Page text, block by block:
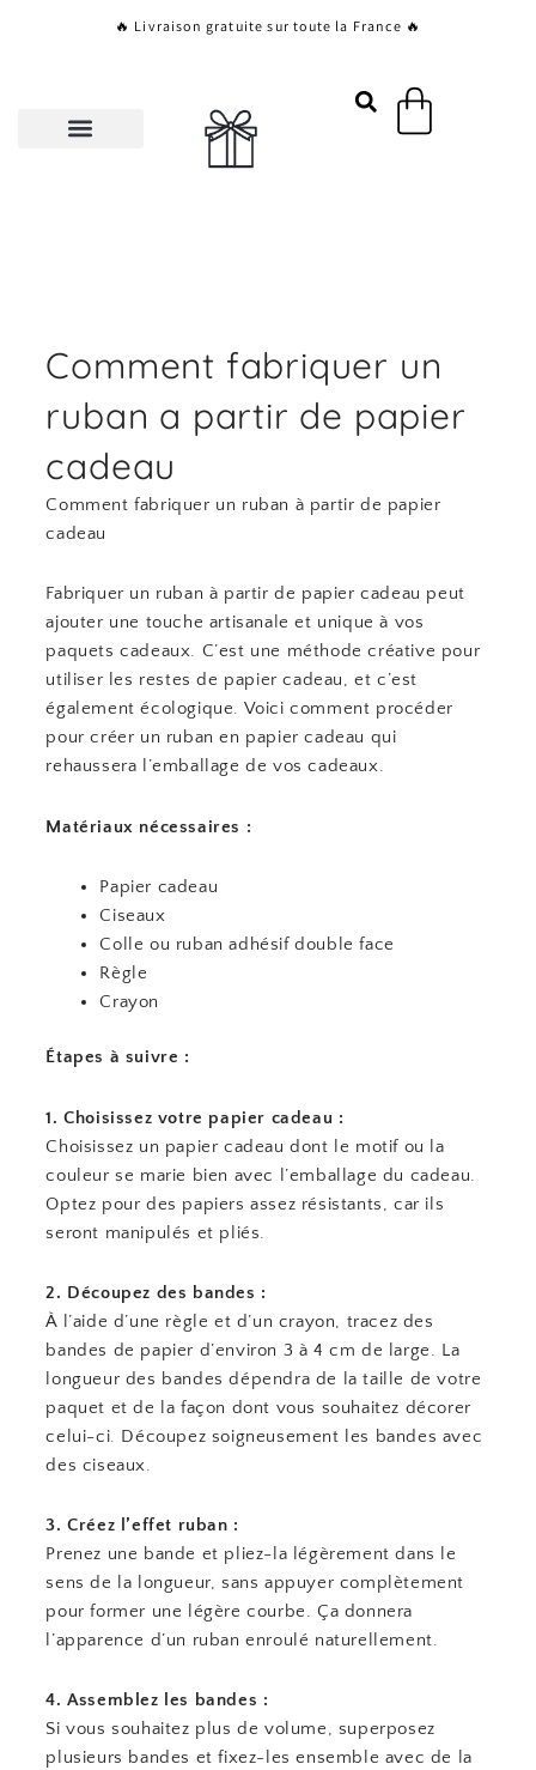
🔥 Livraison gratuite sur toute la France 🔥
Panier
Comment fabriquer un
ruban a partir de papier
cadeau
Comment fabriquer un ruban à partir de papier
cadeau
Fabriquer un ruban à partir de papier cadeau peut
ajouter une touche artisanale et unique à vos
paquets cadeaux. C’est une méthode créative pour
utiliser les restes de papier cadeau, et c’est
également écologique. Voici comment procéder
pour créer un ruban en papier cadeau qui
rehaussera l’emballage de vos cadeaux.
Matériaux nécessaires :
Papier cadeau
Ciseaux
Colle ou ruban adhésif double face
Règle
Crayon
Étapes à suivre :
1. Choisissez votre papier cadeau :
Choisissez un papier cadeau dont le motif ou la
couleur se marie bien avec l’emballage du cadeau.
Optez pour des papiers assez résistants, car ils
seront manipulés et pliés.
2. Découpez des bandes :
À l’aide d’une règle et d’un crayon, tracez des
bandes de papier d’environ 3 à 4 cm de large. La
longueur des bandes dépendra de la taille de votre
paquet et de la façon dont vous souhaitez décorer
celui-ci. Découpez soigneusement les bandes avec
des ciseaux.
3. Créez l’effet ruban :
Prenez une bande et pliez-la légèrement dans le
sens de la longueur, sans appuyer complètement
pour former une légère courbe. Ça donnera
l’apparence d’un ruban enroulé naturellement.
4. Assemblez les bandes :
Si vous souhaitez plus de volume, superposez
plusieurs bandes et fixez-les ensemble avec de la